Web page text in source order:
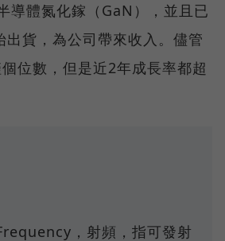
導體氮化鎵（GaN），並且已
貨，為公司帶來收入。儘管
位數，但是近2年成長率都超
，射頻，指可發射